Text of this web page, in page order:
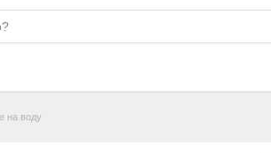
на воду